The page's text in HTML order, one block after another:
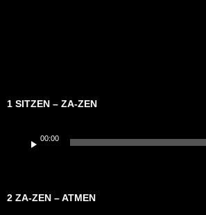
1 SITZEN – ZA-ZEN
Player
00:00
2 ZA-ZEN – ATMEN